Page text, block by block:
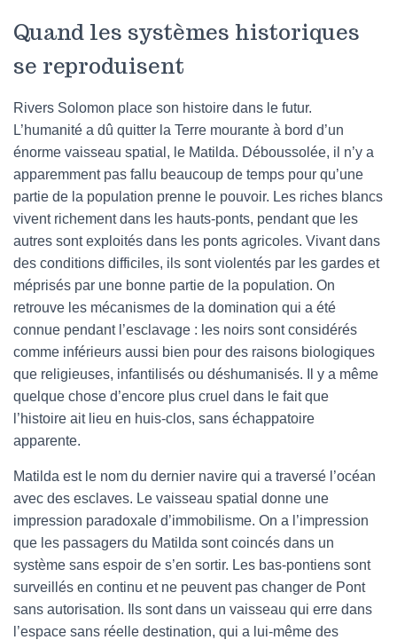
Quand les systèmes historiques
se reproduisent
Rivers Solomon place son histoire dans le futur.
L’humanité a dû quitter la Terre mourante à bord d’un
énorme vaisseau spatial, le Matilda. Déboussolée, il n’y a
apparemment pas fallu beaucoup de temps pour qu’une
partie de la population prenne le pouvoir. Les riches blancs
vivent richement dans les hauts-ponts, pendant que les
autres sont exploités dans les ponts agricoles. Vivant dans
des conditions difficiles, ils sont violentés par les gardes et
méprisés par une bonne partie de la population. On
retrouve les mécanismes de la domination qui a été
connue pendant l’esclavage : les noirs sont considérés
comme inférieurs aussi bien pour des raisons biologiques
que religieuses, infantilisés ou déshumanisés. Il y a même
quelque chose d’encore plus cruel dans le fait que
l’histoire ait lieu en huis-clos, sans échappatoire
apparente.
Matilda est le nom du dernier navire qui a traversé l’océan
avec des esclaves. Le vaisseau spatial donne une
impression paradoxale d’immobilisme. On a l’impression
que les passagers du Matilda sont coincés dans un
système sans espoir de s’en sortir. Les bas-pontiens sont
surveillés en continu et ne peuvent pas changer de Pont
sans autorisation. Ils sont dans un vaisseau qui erre dans
l’espace sans réelle destination, qui a lui-même des